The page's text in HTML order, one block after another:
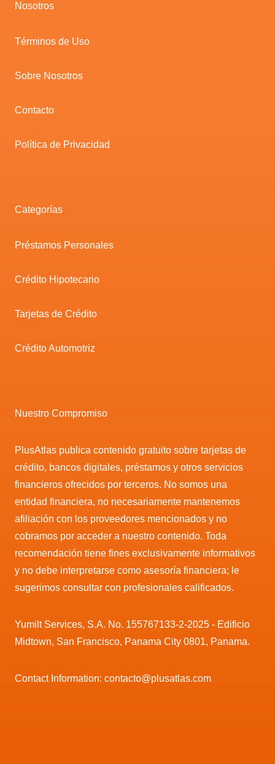
Nosotros
Términos de Uso
Sobre Nosotros
Contacto
Política de Privacidad
Categorías
Préstamos Personales
Crédito Hipotecario
Tarjetas de Crédito
Crédito Automotriz
Nuestro Compromiso
PlusAtlas publica contenido gratuito sobre tarjetas de
crédito, bancos digitales, préstamos y otros servicios
financieros ofrecidos por terceros. No somos una
entidad financiera, no necesariamente mantenemos
afiliación con los proveedores mencionados y no
cobramos por acceder a nuestro contenido. Toda
recomendación tiene fines exclusivamente informativos
y no debe interpretarse como asesoría financiera; le
sugerimos consultar con profesionales calificados.
Yumilt Services, S.A. No. 155767133-2-2025 - Edificio
Midtown, San Francisco, Panama City 0801, Panama.
Contact Information: contacto@plusatlas.com